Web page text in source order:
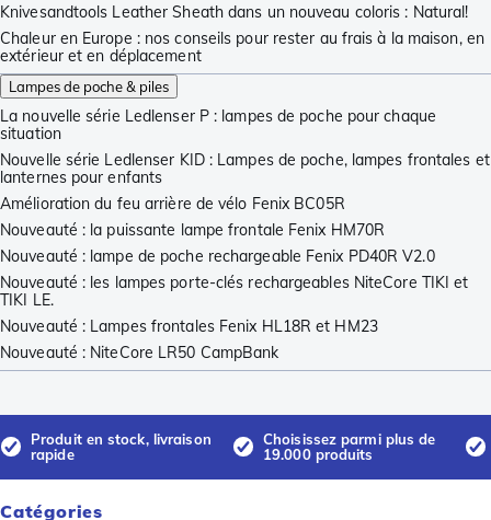
Knivesandtools Leather Sheath dans un nouveau coloris : Natural!
Chaleur en Europe : nos conseils pour rester au frais à la maison, en
extérieur et en déplacement
Lampes de poche & piles
La nouvelle série Ledlenser P : lampes de poche pour chaque
situation
Nouvelle série Ledlenser KID : Lampes de poche, lampes frontales et
lanternes pour enfants
Amélioration du feu arrière de vélo Fenix BC05R
Nouveauté : la puissante lampe frontale Fenix HM70R
Nouveauté : lampe de poche rechargeable Fenix PD40R V2.0
Nouveauté : les lampes porte-clés rechargeables NiteCore TIKI et
TIKI LE.
Nouveauté : Lampes frontales Fenix HL18R et HM23
Nouveauté : NiteCore LR50 CampBank
Produit en stock, livraison
rapide
Choisissez parmi plus de
19.000 produits
Catégories